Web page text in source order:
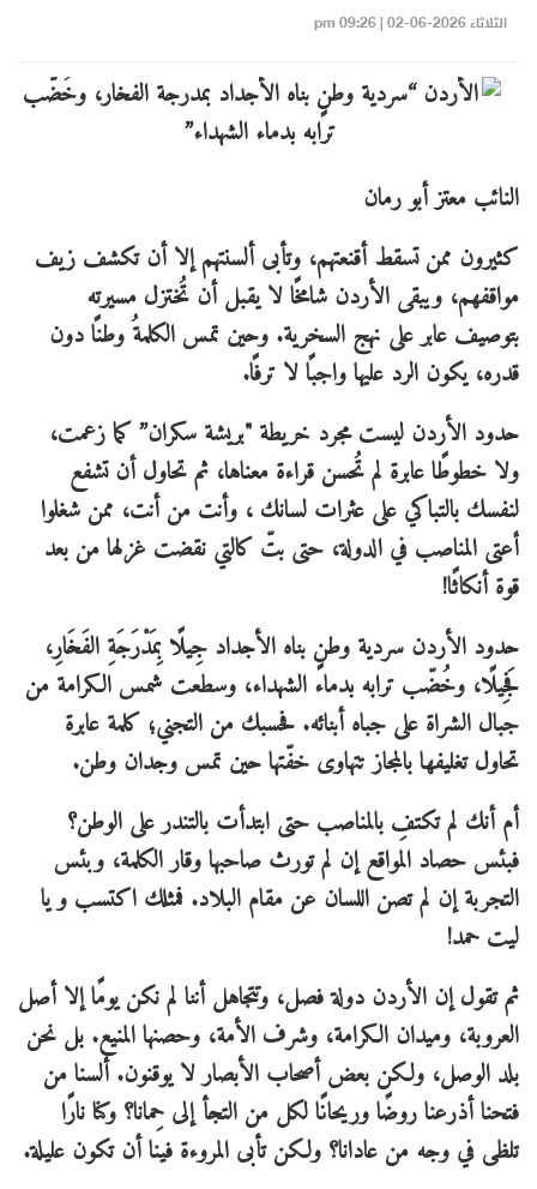
الثلاثاء 2026-06-02 | 09:26 pm
النائب معتز أبو رمان
كثيرون ممن تسقط أقنعتهم، وتأبى ألسنتهم إلا أن تكشف زيف
مواقفهم، ويبقى الأردن شامخًا لا يقبل أن تُختزل مسيرته
بتوصيف عابر على نهج السخرية. وحين تمس الكلمةُ وطنًا دون
قدره، يكون الرد عليها واجبًا لا ترفًا.
حدود الأردن ليست مجرد خريطة "بريشة سكران” كما زعمت،
ولا خطوطًا عابرة لم تُحسن قراءة معناها، ثم تحاول أن تشفع
لنفسك بالتباكي على عثرات لسانك ، وأنت من أنت، ممن شغلوا
أعتى المناصب في الدولة، حتى بتّ كالتي نقضت غزلها من بعد
قوة أنكاثًا!
حدود الأردن سردية وطنٍ بناه الأجداد جِيلًا بِمَدْرَجَةِ الفَخَارِ،
فَجِيلًا، وخُضّب ترابه بدماء الشهداء، وسطعت شمس الكرامة من
جبال الشراة على جباه أبنائه. فحسبك من التجني؛ كلمة عابرة
تحاول تغليفها بالمجاز تتهاوى خفّتها حين تمس وجدان وطن.
أم أنك لم تكتفِ بالمناصب حتى ابتدأت بالتندر على الوطن؟
فبئس حصاد المواقع إن لم تورث صاحبها وقار الكلمة، وبئس
التجربة إن لم تصن اللسان عن مقام البلاد. فمثلك اكتسب و يا
ليت حمد!
ثم تقول إن الأردن دولة فصل، وتتجاهل أننا لم نكن يومًا إلا أصل
العروبة، وميدان الكرامة، وشرف الأمة، وحصنها المنيع. بل نحن
بلد الوصل، ولكن بعض أصحاب الأبصار لا يوقنون. ألسنا من
فتحنا أذرعنا روضًا وريحانًا لكل من التجأ إلى حِمانا؟ وكنا نارًا
تلظى في وجه من عادانا؟ ولكن تأبى المروءة فينا أن تكون عليلة.